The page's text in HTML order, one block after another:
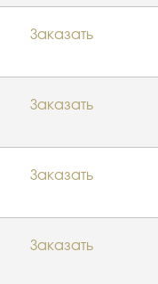
Заказать
Заказать
Заказать
Заказать